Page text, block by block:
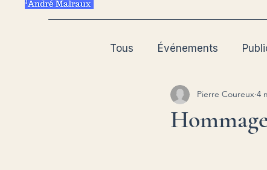
Tous Événements
Patrimoine Pierre Coureux 4